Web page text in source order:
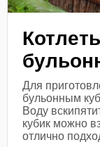
Для
бульонным
Воду
кубик можно
отлично